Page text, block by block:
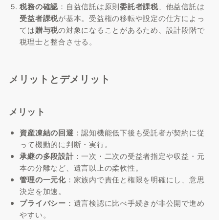
税務の確認 ：自益信託は原則委託者課税、他益信託は
受益者課税が基本。受益権の移転や設定の仕方によっ
ては贈与税の対象になることがあるため、設計段階で
税理士と整合させる。
メリットとデメリット
メリット
資産凍結の回避 ：認知機能低下後も受託者が契約に従
って機動的に判断・実行。
承継の多段設計：一次・二次の受益者指定や収益・元
本の分離など、遺言以上の柔軟性。
管理の一元化：家族内で責任と権限を明確にし、意思
決定を加速。
プライバシー ：遺言検認に比べ手続きが非公開で進め
やすい。